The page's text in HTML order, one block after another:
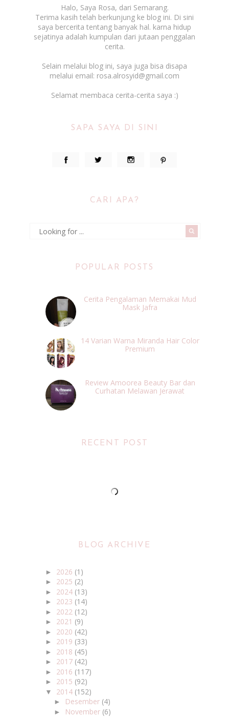
Halo, Saya Rosa, dari Semarang.
Terima kasih telah berkunjung ke blog ini. Di sini
saya bercerita tentang banyak hal. karna hidup
sejatinya adalah kumpulan dari jutaan penggalan
cerita.
Selain melalui blog ini, saya juga bisa disapa
melalui email: rosa.alrosyid@gmail.com
Selamat membaca cerita-cerita saya :)
SAPA SAYA DI SINI
CARI APA?
POPULAR POSTS
Cerita Pengalaman Memakai Mud
Mask Jafra
14 Varian Warna Miranda Hair Color
Premium
Review Amoorea Beauty Bar dan
Curhatan Melawan Jerawat
RECENT POST
BLOG ARCHIVE
► 2026 (1)
► 2025 (2)
► 2024 (13)
► 2023 (14)
► 2022 (12)
► 2021 (9)
► 2020 (42)
► 2019 (33)
► 2018 (45)
► 2017 (42)
► 2016 (117)
► 2015 (92)
▼ 2014 (152)
► Desember (4)
► November (6)